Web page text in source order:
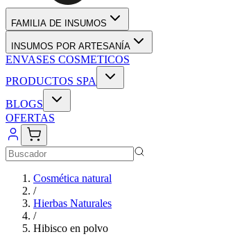
FAMILIA DE INSUMOS
INSUMOS POR ARTESANÍA
ENVASES COSMETICOS
PRODUCTOS SPA
BLOGS
OFERTAS
Cosmética natural
/
Hierbas Naturales
/
Hibisco en polvo